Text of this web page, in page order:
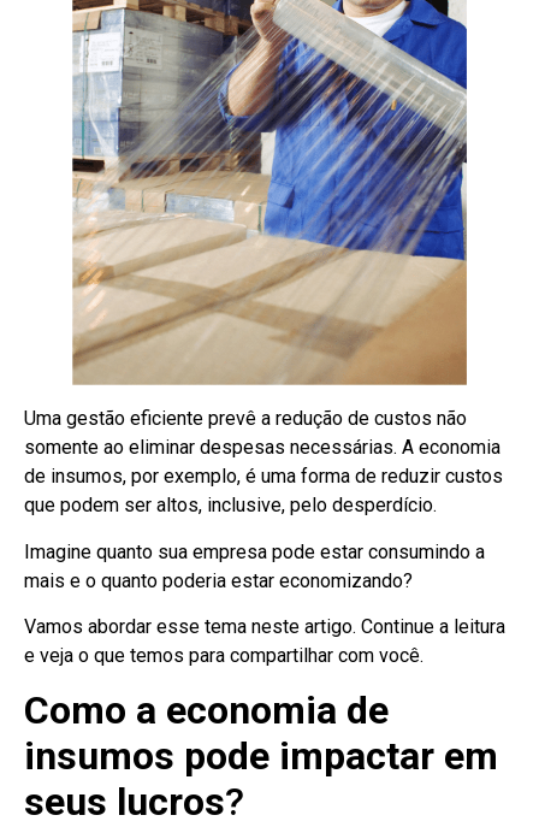
Uma gestão eficiente prevê a redução de custos não
somente ao eliminar despesas necessárias. A economia
de insumos, por exemplo, é uma forma de reduzir custos
que podem ser altos, inclusive, pelo desperdício.
Imagine quanto sua empresa pode estar consumindo a
mais e o quanto poderia estar economizando?
Vamos abordar esse tema neste artigo. Continue a leitura
e veja o que temos para compartilhar com você.
Como a economia de
insumos pode impactar em
seus lucros?